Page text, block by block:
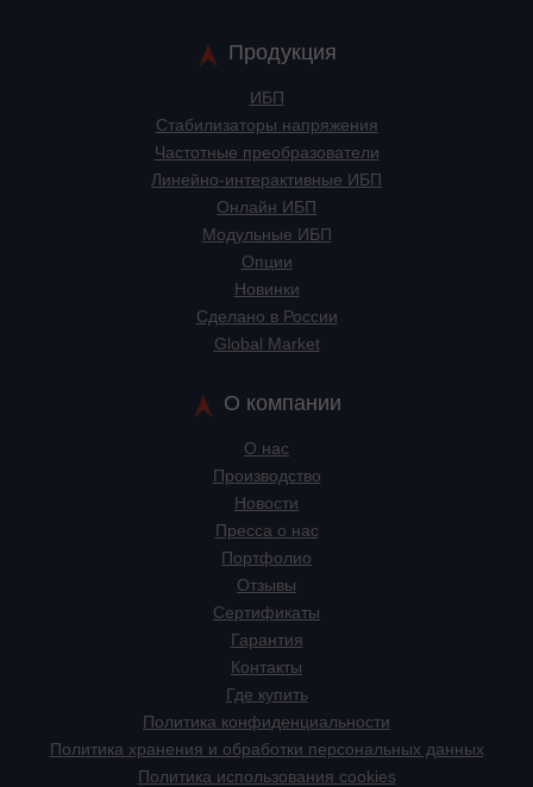
Продукция
ИБП
Стабилизаторы напряжения
Частотные преобразователи
Линейно-интерактивные ИБП
Онлайн ИБП
Модульные ИБП
Опции
Новинки
Сделано в России
Global Market
О компании
О нас
Производство
Новости
Пресса о нас
Портфолио
Отзывы
Сертификаты
Гарантия
Контакты
Где купить
Политика конфиденциальности
Политика хранения и обработки персональных данных
Политика использования cookies